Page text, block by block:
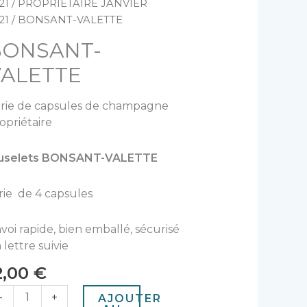
/ PROPRIETAIRE JANVIER
/ BONSANT-VALETTE
de capsules de champagne
BONSANT-VALETTE
de 4 capsules
rapide, bien emballé, sécurisé
lettre suivie
€
- +
AJOUTER